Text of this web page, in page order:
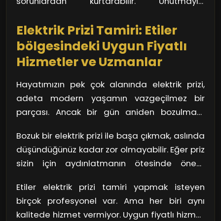
olmadığını kontrol edebilirsiniz. Ancak eğer
almak her zaman en güvenli yoldur.
Elektrik Prizi Tamiri: Etiler
bölgesindeki Uygun Fiyatlı
Hizmetler ve Uzmanlar
Hayatımızın pek çok alanında elektrik prizi,
adeta modern yaşamın vazgeçilmez bir
parçası. Ancak bir gün aniden bozulması,
sağlamaması, can sıkıcı bir durum haline
gelebilir. Etiler gibi büyük bir şehirde, böyle bir
sorunla karşılaştığınızda ne yapmalısınız? İşte
devreye uygun fiyatlı hizmetler ve uzmanlar
giriyor!
Bozuk bir elektrik prizi ile başa çıkmak, aslında
düşündüğünüz kadar zor olmayabilir. Eğer priz
sizin için aydınlatmanın ötesinde önem
elektrik akışında bir kesinti, kesinlikle dikkate
alınması gereken işaretlerdir. Bunun yanında,
prizden gelen yanık kokusu veya kıvılcım
Etiler elektrik prizi tamiri yapmak isteyen
birçok profesyonel var. Ama her biri aynı
kalitede hizmet vermiyor. Uygun fiyatlı hizmet